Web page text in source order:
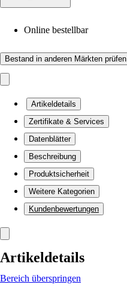
Online bestellbar
Bestand in anderen Märkten prüfen
Artikeldetails
Zertifikate & Services
Datenblätter
Beschreibung
Produktsicherheit
Weitere Kategorien
Kundenbewertungen
Artikeldetails
Bereich überspringen